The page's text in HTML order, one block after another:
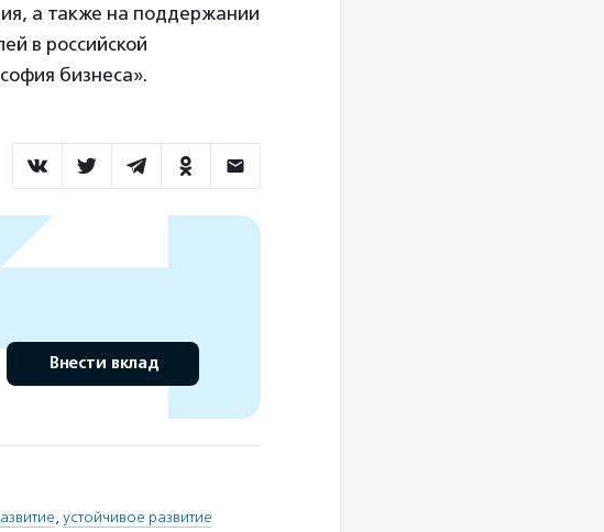
а также на поддержании
в российской
бизнеса».
Внести вклад
, устойчивое развитие